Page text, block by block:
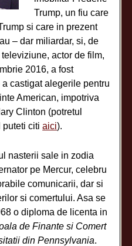
Trump, un fiu care
si care in prezent
– dar miliardar, si, de
actor de film,
2016, a fost
castigat alegerile pentru
American, impotriva
Clinton (potretul
puteti citiaici).
nasterii sale in zodia
pe Mercur, celebru
comunicarii, dar si
si comertului. Asa se
o diploma de licenta in
de Finante si Comert
din Pennsylvania.